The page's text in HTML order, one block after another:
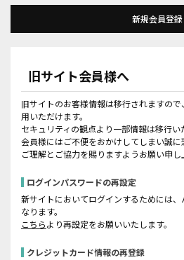
旧サイト会員様へ
旧サイトのお客様情報は移行されますの
用いただけます。
セキュリティの観点より一部情報は移行い
会員様にはご不便をおかけしてしまい誠
ご理解とご協力を賜りますようお願い申し
ログインパスワードの再設定
新サイトにおいてログインするためには
なります。
こちらより再設定をお願いいたします。
クレジットカード情報の再登録